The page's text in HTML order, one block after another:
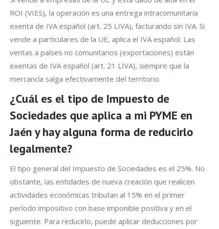
ROI (VIES), la operación es una entrega intracomunitaria
exenta de IVA español (art. 25 LIVA), facturando sin IVA. Si
vende a particulares de la UE, aplica el IVA español. Las
ventas a países no comunitarios (exportaciones) están
exentas de IVA español (art. 21 LIVA), siempre que la
mercancía salga efectivamente del territorio.
¿Cuál es el tipo de Impuesto de
Sociedades que aplica a mi PYME en
Jaén y hay alguna forma de reducirlo
legalmente?
El tipo general del Impuesto de Sociedades es el 25%. No
obstante, las entidades de nueva creación que realicen
actividades económicas tributan al 15% en el primer
período impositivo con base imponible positiva y en el
siguiente. Para reducirlo, puede aplicar deducciones por